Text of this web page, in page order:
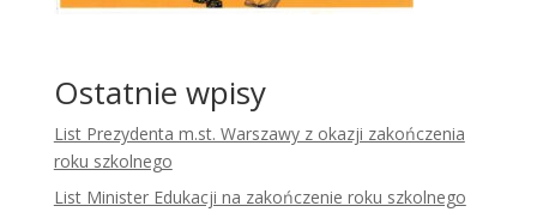
Ostatnie wpisy
List Prezydenta m.st. Warszawy z okazji zakończenia
roku szkolnego
List Minister Edukacji na zakończenie roku szkolnego